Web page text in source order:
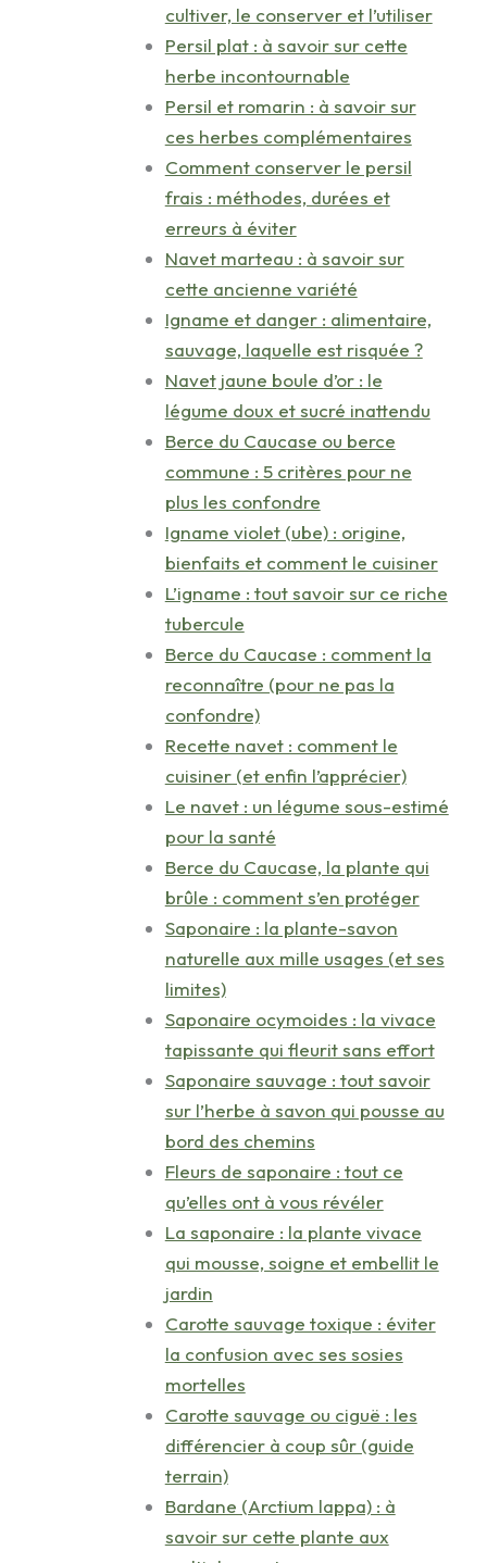
cultiver, le conserver et l’utiliser
Persil plat : à savoir sur cette
herbe incontournable
Persil et romarin : à savoir sur
ces herbes complémentaires
Comment conserver le persil
frais : méthodes, durées et
erreurs à éviter
Navet marteau : à savoir sur
cette ancienne variété
Igname et danger : alimentaire,
sauvage, laquelle est risquée ?
Navet jaune boule d’or : le
légume doux et sucré inattendu
Berce du Caucase ou berce
commune : 5 critères pour ne
plus les confondre
Igname violet (ube) : origine,
bienfaits et comment le cuisiner
L’igname : tout savoir sur ce riche
tubercule
Berce du Caucase : comment la
reconnaître (pour ne pas la
confondre)
Recette navet : comment le
cuisiner (et enfin l’apprécier)
Le navet : un légume sous-estimé
pour la santé
Berce du Caucase, la plante qui
brûle : comment s’en protéger
Saponaire : la plante-savon
naturelle aux mille usages (et ses
limites)
Saponaire ocymoides : la vivace
tapissante qui fleurit sans effort
Saponaire sauvage : tout savoir
sur l’herbe à savon qui pousse au
bord des chemins
Fleurs de saponaire : tout ce
qu’elles ont à vous révéler
La saponaire : la plante vivace
qui mousse, soigne et embellit le
jardin
Carotte sauvage toxique : éviter
la confusion avec ses sosies
mortelles
Carotte sauvage ou ciguë : les
différencier à coup sûr (guide
terrain)
Bardane (Arctium lappa) : à
savoir sur cette plante aux